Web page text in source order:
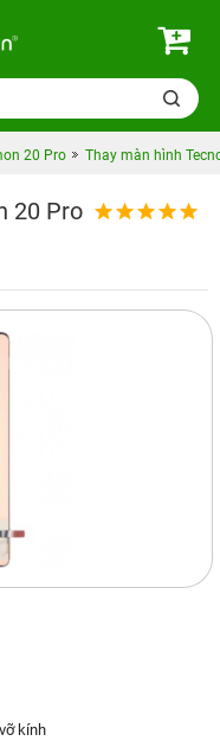
20 Pro Thay màn hình
20 Pro
kính